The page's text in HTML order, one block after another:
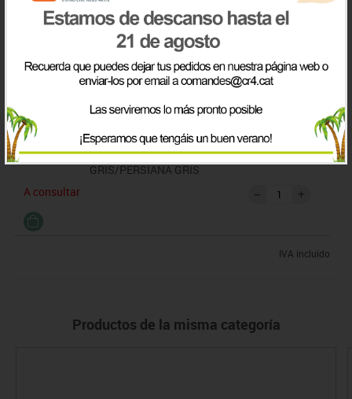
A consultar
7710272164 ARMARIO 180X120X45 CM.
GRIS/PERSIANA ABEDUL
536.54€
7710272172 ARMARIO 180X120X45 CM.
GRIS/PERSIANA GRIS
A consultar
487.78€
IVA incluido
Productos de la misma categoría